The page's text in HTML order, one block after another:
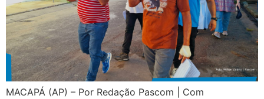
MACAPÁ (AP) – Por Redação Pascom | Com